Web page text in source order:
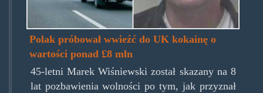
Polak próbował wwieźć do UK kokainę o
wartości ponad £8 mln
45-letni Marek Wiśniewski został skazany na 8
lat pozbawienia wolności po tym, jak przyznał